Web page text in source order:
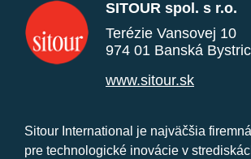
SITOUR spol. s r.o.
Terézie Vansovej 10
974 01 Banská
www.sitour.sk
Sitour International je najväčšia
pre technologické inovácie v